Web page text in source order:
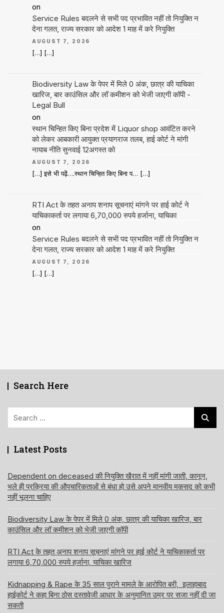
on
Service Rules बदलने से सभी पद प्रभावित नहीं तो नियुक्ति न
देना गलत, राज्य सरकार को आदेश 1 माह में करे नियुक्ति
AUGUST 7, 2026
[…] […]
Biodiversity Law के पेपर में मिले 0 अंक, छात्र की याचिका
खारिज, बार काउंसिल और लॉ कमीशन को भेजी जाएगी कॉपी -
Legal Bull
on
स्थान चिन्हित किए बिना प्रदेश में Liquor shop आवंटित करने
को लेकर आबकारी आयुक्त प्रयागराज तलब, हाई कोर्ट ने मांगी
नायाब नीति सुनवाई 12अगस्त को
AUGUST 7, 2026
[…] इसे भी पढ़ें….स्थान चिन्हित किए बिना प… […]
RTI Act के तहत अनाप शनाप सूचनाएं मांगने पर हाई कोर्ट ने
याचिकाकर्ता पर लगाया 6,70,000 रुपये हर्जाना, याचिका
on
Service Rules बदलने से सभी पद प्रभावित नहीं तो नियुक्ति न
देना गलत, राज्य सरकार को आदेश 1 माह में करे नियुक्ति
AUGUST 7, 2026
[…] […]
Search Here
Latest Posts
Dependent on deceased की नियुक्ति खैरात में नहीं मांगी जाती, कानून,
भले ही प्रक्रिया की औपचारिकताओं से बंधा हो उसे अपने मानवीय मकसद को कभी
नहीं भूलना चाहिए
Biodiversity Law के पेपर में मिले 0 अंक, छात्र की याचिका खारिज, बार
काउंसिल और लॉ कमीशन को भेजी जाएगी कॉपी
RTI Act के तहत अनाप शनाप सूचनाएं मांगने पर हाई कोर्ट ने याचिकाकर्ता पर
लगाया 6,70,000 रुपये हर्जाना, याचिका खारिज
Kidnapping & Rape के 35 साल पुराने मामले के आरोपित बरी, इलाहाबाद
हाईकोर्ट ने कहा बिना ठोस दस्तावेजी आधार के अनुमानित उम्र पर सजा नहीं दी जा
सकती